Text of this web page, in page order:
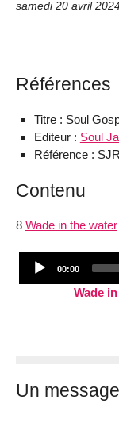
samedi 20 avril
Références
Titre : Soul
Editeur : Soul
Référence :
Contenu
8 Wade in the water
Current
00:00
Wade
Un